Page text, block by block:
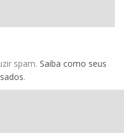
spam. Saiba como seus
.